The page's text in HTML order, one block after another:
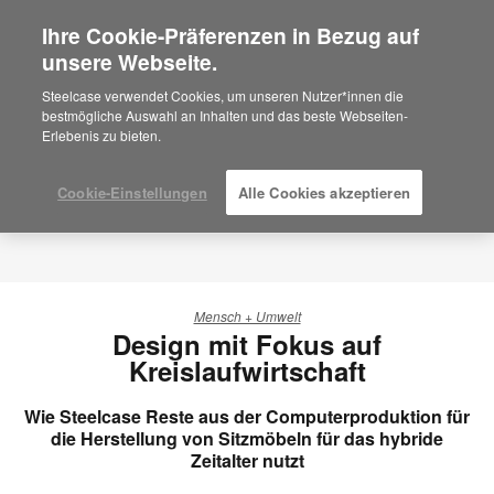
Are you in United States?
Would you like to see Products we sell in
your region?
Americas
Español
Mensch + Umwelt
Design mit Fokus auf
Kreislaufwirtschaft
Wie Steelcase Reste aus der Computerproduktion für
die Herstellung von Sitzmöbeln für das hybride
Zeitalter nutzt
Ihre Cookie-Präferenzen in Bezug auf
unsere Webseite.
Steelcase verwendet Cookies, um unseren Nutzer*innen die
bestmögliche Auswahl an Inhalten und das beste Webseiten-
Erlebenis zu bieten.
Cookie-Einstellungen Alle Cookies akzeptieren